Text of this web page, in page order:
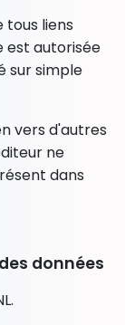
tous liens
est autorisée
sur simple
vers d'autres
ne
dans
données